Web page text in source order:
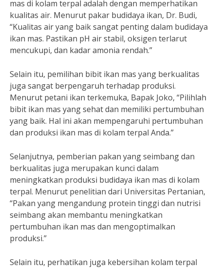
mas di kolam terpal adalah dengan memperhatikan
kualitas air. Menurut pakar budidaya ikan, Dr. Budi,
“Kualitas air yang baik sangat penting dalam budidaya
ikan mas. Pastikan pH air stabil, oksigen terlarut
mencukupi, dan kadar amonia rendah.”
Selain itu, pemilihan bibit ikan mas yang berkualitas
juga sangat berpengaruh terhadap produksi.
Menurut petani ikan terkemuka, Bapak Joko, “Pilihlah
bibit ikan mas yang sehat dan memiliki pertumbuhan
yang baik. Hal ini akan mempengaruhi pertumbuhan
dan produksi ikan mas di kolam terpal Anda.”
Selanjutnya, pemberian pakan yang seimbang dan
berkualitas juga merupakan kunci dalam
meningkatkan produksi budidaya ikan mas di kolam
terpal. Menurut penelitian dari Universitas Pertanian,
“Pakan yang mengandung protein tinggi dan nutrisi
seimbang akan membantu meningkatkan
pertumbuhan ikan mas dan mengoptimalkan
produksi.”
Selain itu, perhatikan juga kebersihan kolam terpal